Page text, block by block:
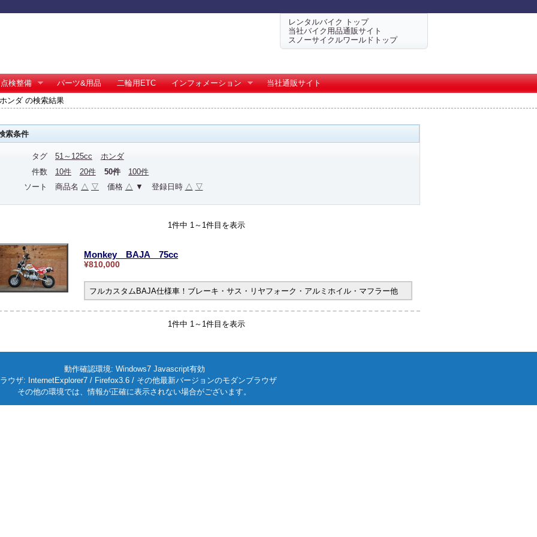
レンタルバイク トップ
当社バイク用品通販サイト
スノーサイクルワールドトップ
点検整備 パーツ&用品 二輪用ETC インフォメーション
当社通販サイト
ンダ の検索結果
索条件
タグ 51～125cc
ホンダ
件数
10件 20件 50件
100件
ソート
商品名 △ ▽ 価格 △ ▼ 登録日時 △ ▽
1件中 1～1件目を表示
Monkey BAJA 75cc
¥810,000
フルカスタムBAJA仕様車！ブレーキ・サス・リヤフォーク・アルミホイル・マフラー他
1件中 1～1件目を表示
動作確認環境: Windows7 Javascript有効
ウザ: InternetExplorer7 / Firefox3.6 / その他最新バージョンのモダンブラウザ
その他の環境では、情報が正確に表示されない場合がございます。